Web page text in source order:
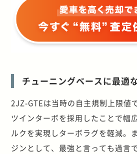
チューニングベースに最適
2JZ-GTEは当時の自主規制上限値
ツインターボを採用したことで幅
ルクを実現しターボラグを軽減。
ジンとして、最強と言っても過言